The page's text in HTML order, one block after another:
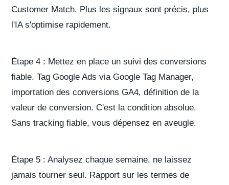
Customer Match. Plus les signaux sont précis, plus
l'IA s'optimise rapidement.
Étape 4 : Mettez en place un suivi des conversions
fiable. Tag Google Ads via Google Tag Manager,
importation des conversions GA4, définition de la
valeur de conversion. C'est la condition absolue.
Sans tracking fiable, vous dépensez en aveugle.
Étape 5 : Analysez chaque semaine, ne laissez
jamais tourner seul. Rapport sur les termes de